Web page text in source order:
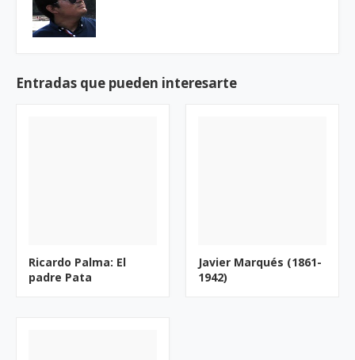
Entradas que pueden interesarte
Ricardo Palma: El
padre Pata
Javier Marqués (1861-
1942)